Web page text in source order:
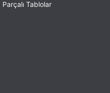
Parçalı Tablolar